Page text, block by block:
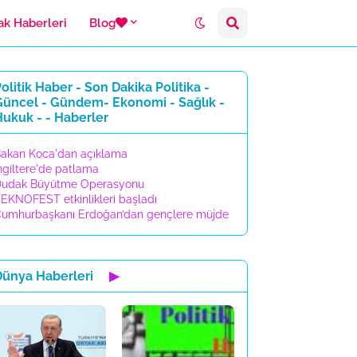
Haberleri Blog
Haber - Son Dakika Politika -
- Gündem- Ekonomi - Sağlık -
- - Haberler
Koca'dan açıklama
patlama
Büyütme Operasyonu
etkinlikleri başladı
Erdoğan’dan gençlere müjde
Haberleri ▶